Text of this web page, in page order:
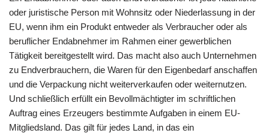
oder juristische Person mit Wohnsitz oder Niederlassung in der
EU, wenn ihm ein Produkt entweder als Verbraucher oder als
beruflicher Endabnehmer im Rahmen einer gewerblichen
Tätigkeit bereitgestellt wird. Das macht also auch Unternehmen
zu Endverbrauchern, die Waren für den Eigenbedarf anschaffen
und die Verpackung nicht weiterverkaufen oder weiternutzen.
Und schließlich erfüllt ein Bevollmächtigter im schriftlichen
Auftrag eines Erzeugers bestimmte Aufgaben in einem EU-
Mitgliedsland. Das gilt für jedes Land, in das ein